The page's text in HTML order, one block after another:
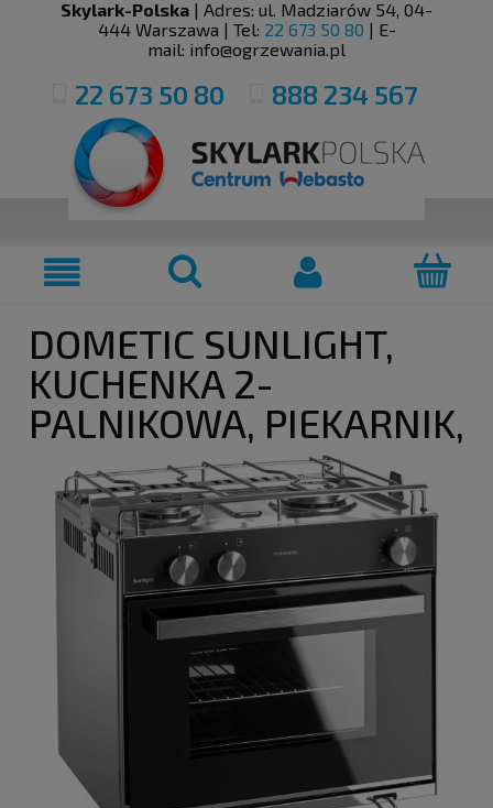
Skylark-Polska | Adres: ul. Madziarów 54, 04-
444 Warszawa | Tel: 22 673 50 80 | E-
mail: info@ogrzewania.pl
22 673 50 80 888 234 567
DOMETIC SUNLIGHT,
KUCHENKA 2-
PALNIKOWA, PIEKARNIK,